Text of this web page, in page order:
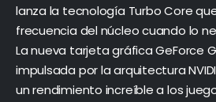
lanza la tecnología Turbo Core
frecuencia del núcleo cuando lo
La nueva tarjeta gráfica GeForce
impulsada por la arquitectura
un rendimiento increíble a los